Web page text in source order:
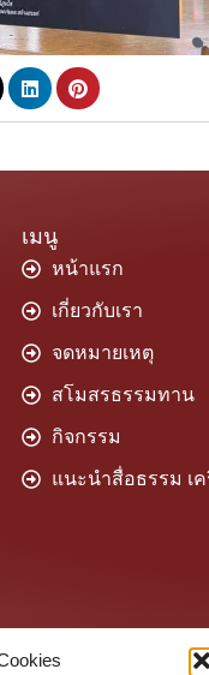
เมนู
หน้าแรก
เกี่ยวกับเรา
จดหมายเหตุ
สโมสรธรรมทาน
กิจกรรม
แนะนำสื่อธรรม เ